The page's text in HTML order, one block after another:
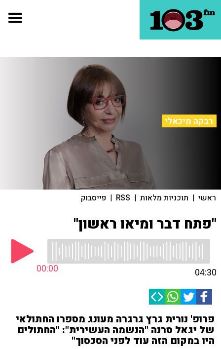
רבקה מיכאלי
ראשי | תוכניות מלאות |
RSS
| פייסבוק
"פתח דבר ומיאו ראשון"
00:00 04:30
פרופ' נורית גרץ גרגרה מעונג מספרו החתולאי
של יגאל סרנה "הנשמה העשירית": "החתולים
היו במקום הזה עוד לפני הסכסוך"